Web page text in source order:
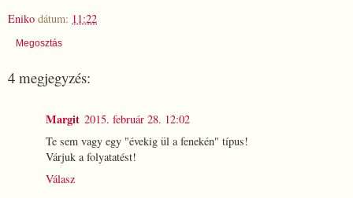
Eniko dátum: 11:22
Megosztás
4 megjegyzés:
Margit 2015. február 28. 12:02
Te sem vagy egy "évekig ül a fenekén" típus!
Várjuk a folyatatést!
Válasz